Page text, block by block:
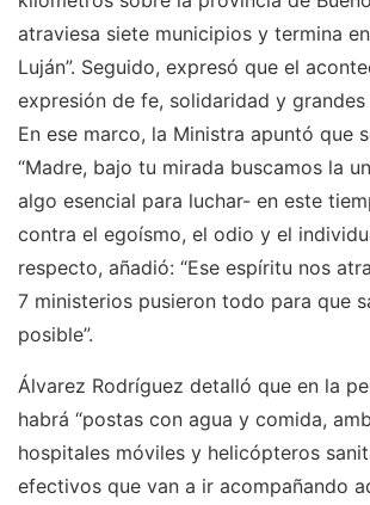
atraviesa siete municipios y termina
Luján”. Seguido, expresó que el
expresión de fe, solidaridad y grandes
En ese marco, la Ministra apuntó que
“Madre, bajo tu mirada buscamos la
algo esencial para luchar- en este
contra el egoísmo, el odio y el
respecto, añadió: “Ese espíritu nos
7 ministerios pusieron todo para que
posible”.
Álvarez Rodríguez detalló que en la
habrá “postas con agua y comida,
hospitales móviles y helicópteros
efectivos que van a ir acompañando